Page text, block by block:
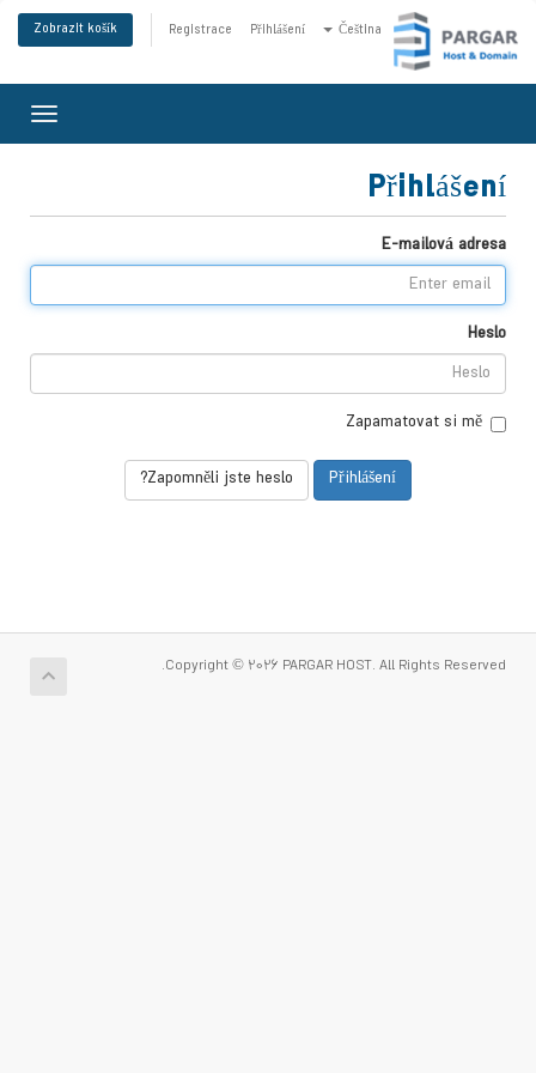
Čeština
Přihlášení
Registrace
Zobrazit košík
Přihlášení
E-mailová adresa
Heslo
Zapamatovat si mě
Zapomněli jste heslo?
Copyright © 2026 PARGAR HOST. All Rights Reserved.